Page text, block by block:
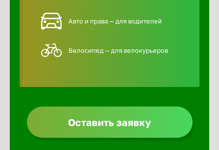
Авто и права — для водителей
Велосипед — для велокурьеров
Оставить заявку